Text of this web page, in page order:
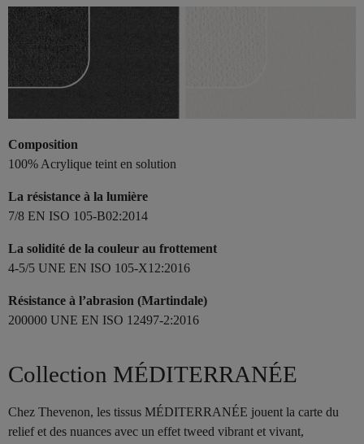
Composition
100% Acrylique teint en solution
La résistance à la lumière
7/8 EN ISO 105-B02:2014
La solidité de la couleur au frottement
4-5/5 UNE EN ISO 105-X12:2016
Résistance à l’abrasion (Martindale)
200000 UNE EN ISO 12497-2:2016
Collection MÉDITERRANÉE
Chez Thevenon, les tissus MÉDITERRANÉE jouent la carte du
relief et des nuances avec un effet tweed vibrant et vivant,